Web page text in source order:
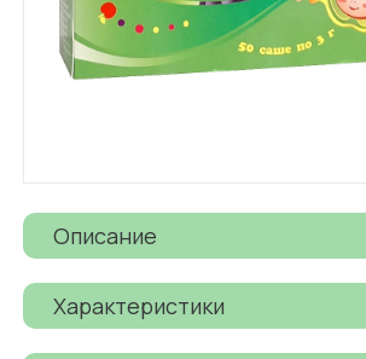
Описание
Характеристики